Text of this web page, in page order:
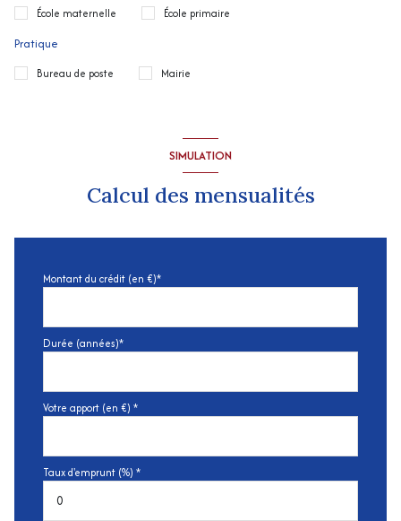
École maternelle École primaire
Pratique
Bureau de poste Mairie
SIMULATION
Calcul des mensualités
Montant du crédit (en €)*
Durée (années)*
Votre apport (en €) *
Taux d'emprunt (%) *